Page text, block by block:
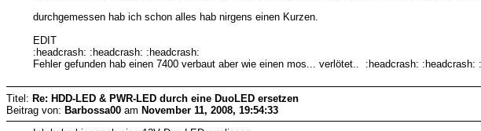
durchgemessen hab ich schon alles hab nirgens einen Kurzen.
EDIT
:headcrash: :headcrash: :headcrash:
Fehler gefunden hab einen 7400 verbaut aber wie einen mos... verlötet.. :headcrash: :headcrash:
Titel: Re: HDD-LED & PWR-LED durch eine DuoLED ersetzen
Beitrag von: Barbossa00 am November 11, 2008, 19:54:33